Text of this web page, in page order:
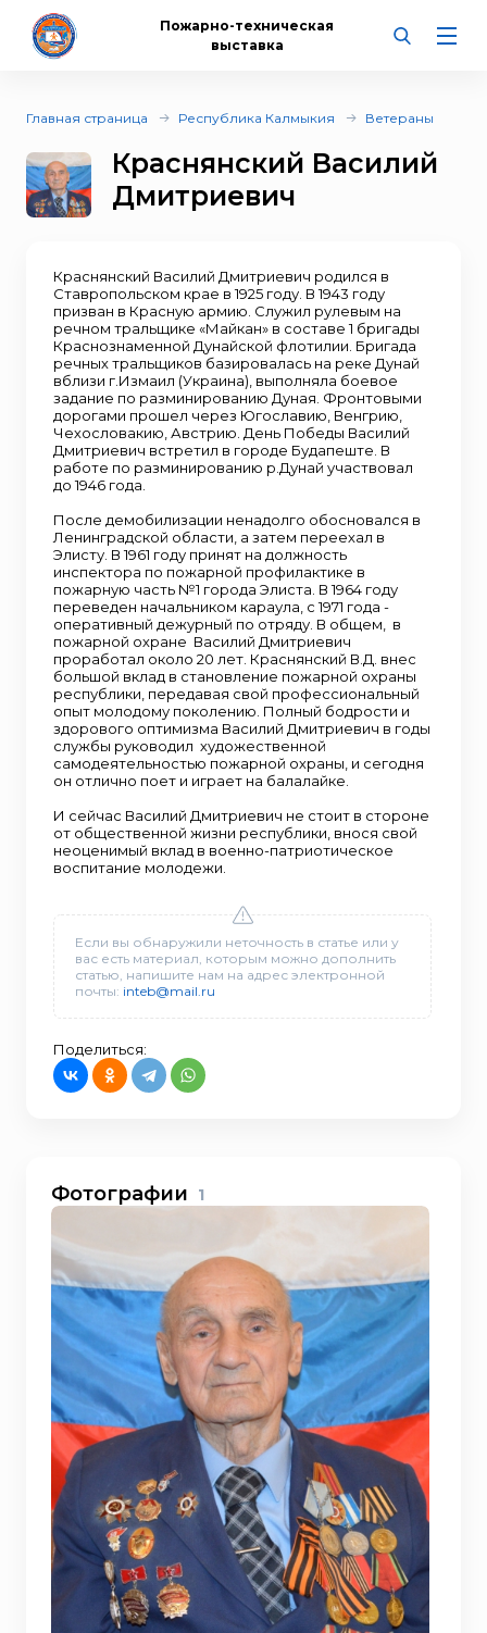
Пожарно-техническая
выставка
Главная страница Республика Калмыкия Ветераны
Краснянский Василий
Дмитриевич
Краснянский Василий Дмитриевич родился в
Ставропольском крае в 1925 году. В 1943 году
призван в Красную армию. Служил рулевым на
речном тральщике «Майкан» в составе 1 бригады
Краснознаменной Дунайской флотилии. Бригада
речных тральщиков базировалась на реке Дунай
вблизи г.Измаил (Украина), выполняла боевое
задание по разминированию Дуная. Фронтовыми
дорогами прошел через Югославию, Венгрию,
Чехословакию, Австрию. День Победы Василий
Дмитриевич встретил в городе Будапеште. В
работе по разминированию р.Дунай участвовал
до 1946 года.
После демобилизации ненадолго обосновался в
Ленинградской области, а затем переехал в
Элисту. В 1961 году принят на должность
инспектора по пожарной профилактике в
пожарную часть №1 города Элиста. В 1964 году
переведен начальником караула, с 1971 года -
оперативный дежурный по отряду. В общем, в
пожарной охране Василий Дмитриевич
проработал около 20 лет. Краснянский В.Д. внес
большой вклад в становление пожарной охраны
республики, передавая свой профессиональный
опыт молодому поколению. Полный бодрости и
здорового оптимизма Василий Дмитриевич в годы
службы руководил художественной
самодеятельностью пожарной охраны, и сегодня
он отлично поет и играет на балалайке.
И сейчас Василий Дмитриевич не стоит в стороне
от общественной жизни республики, внося свой
неоценимый вклад в военно-патриотическое
воспитание молодежи.
Если вы обнаружили неточность в статье или у
вас есть материал, которым можно дополнить
статью, напишите нам на адрес электронной
почты: inteb@mail.ru
Поделиться:
Фотографии 1